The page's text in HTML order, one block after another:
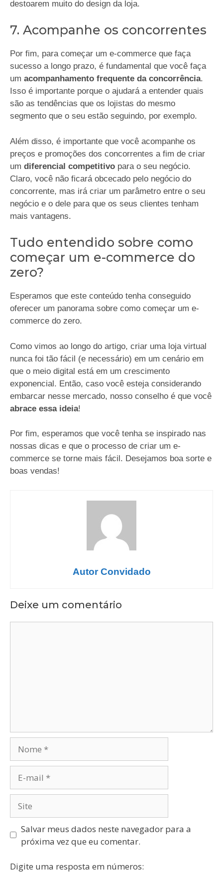
destoarem muito do design da loja.
7. Acompanhe os concorrentes
Por fim, para começar um e-commerce que faça
sucesso a longo prazo, é fundamental que você faça
um acompanhamento frequente da concorrência.
Isso é importante porque o ajudará a entender quais
são as tendências que os lojistas do mesmo
segmento que o seu estão seguindo, por exemplo.
Além disso, é importante que você acompanhe os
preços e promoções dos concorrentes a fim de criar
um diferencial competitivo para o seu negócio.
Claro, você não ficará obcecado pelo negócio do
concorrente, mas irá criar um parâmetro entre o seu
negócio e o dele para que os seus clientes tenham
mais vantagens.
Tudo entendido sobre como
começar um e-commerce do
zero?
Esperamos que este conteúdo tenha conseguido
oferecer um panorama sobre como começar um e-
commerce do zero.
Como vimos ao longo do artigo, criar uma loja virtual
nunca foi tão fácil (e necessário) em um cenário em
que o meio digital está em um crescimento
exponencial. Então, caso você esteja considerando
embarcar nesse mercado, nosso conselho é que você
abrace essa ideia!
Por fim, esperamos que você tenha se inspirado nas
nossas dicas e que o processo de criar um e-
commerce se torne mais fácil. Desejamos boa sorte e
boas vendas!
Autor Convidado
Deixe um comentário
Salvar meus dados neste navegador para a
próxima vez que eu comentar.
Digite uma resposta em números: